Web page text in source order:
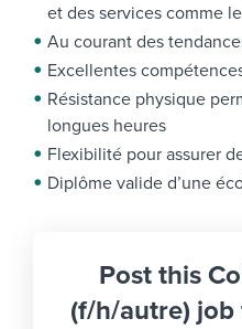
et des services comme
Au courant des
Excellentes
Résistance physique
longues heures
Flexibilité pour assurer
Diplôme valide d’une
Post this
(f/h/autre)